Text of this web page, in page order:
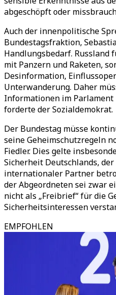
abgeschöpft oder
Auch der innenpolitische
Bundestagsfraktion,
Handlungsbedarf. Russland
mit Panzern und Raketen,
Desinformation,
Unterwanderung. Daher
Informationen im
forderte der Sozialdemokrat.
Der Bundestag müsse
seine Geheimschutzregeln
Fiedler. Dies gelte
Sicherheit Deutschlands,
internationaler Partner
der Abgeordneten sei zwar
nicht als „Freibrief“ für die
Sicherheitsinteressen
EMPFOHLEN